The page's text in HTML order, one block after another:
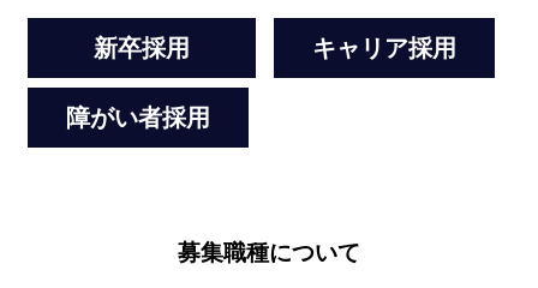
新卒採用 キャリア採用
障がい者採用
募集職種について